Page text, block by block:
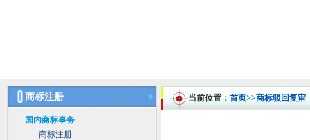
当前位置： 首页>>商标驳回复审
商标注册
国内商标事务
商标注册